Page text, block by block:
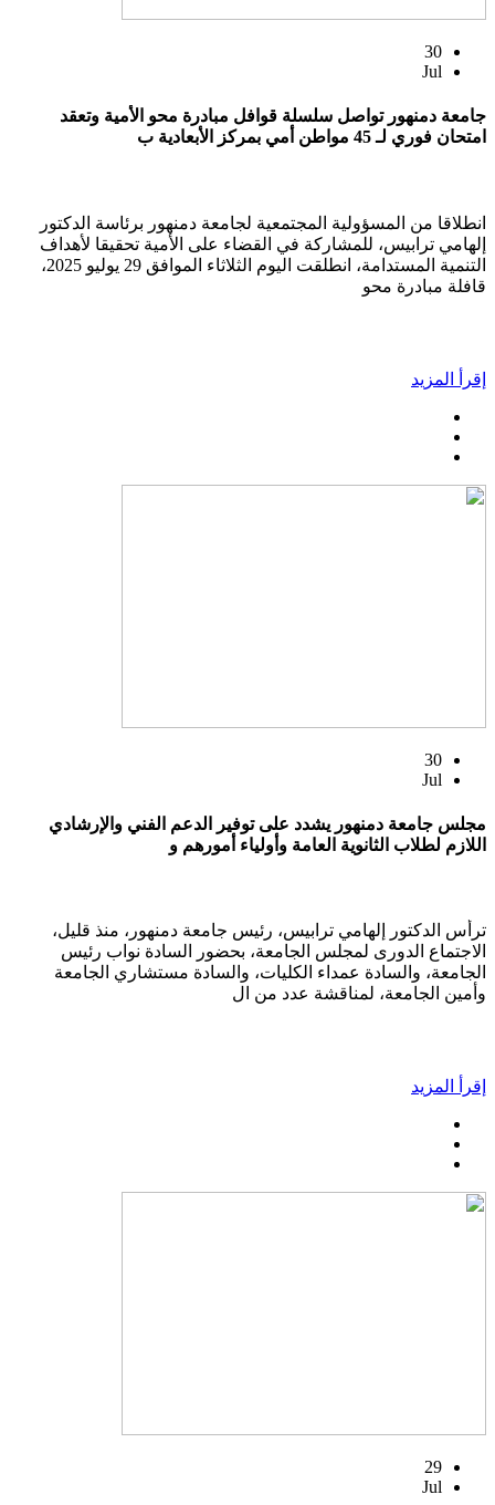
30
Jul
جامعة دمنهور تواصل سلسلة قوافل مبادرة محو الأمية وتعقد
امتحان فوري لـ 45 مواطن أمي بمركز الأبعادية ب
انطلاقا من المسؤولية المجتمعية لجامعة دمنهور برئاسة الدكتور
إلهامي ترابيس، للمشاركة في القضاء على الأمية تحقيقا لأهداف
التنمية المستدامة، انطلقت اليوم الثلاثاء الموافق 29 يوليو 2025،
قافلة مبادرة محو
إقرأ المزيد
30
Jul
مجلس جامعة دمنهور يشدد على توفير الدعم الفني والإرشادي
اللازم لطلاب الثانوية العامة وأولياء أمورهم و
ترأس الدكتور إلهامي ترابيس، رئيس جامعة دمنهور، منذ قليل،
الاجتماع الدورى لمجلس الجامعة، بحضور السادة نواب رئيس
الجامعة، والسادة عمداء الكليات، والسادة مستشاري الجامعة
وأمين الجامعة، لمناقشة عدد من ال
إقرأ المزيد
29
Jul